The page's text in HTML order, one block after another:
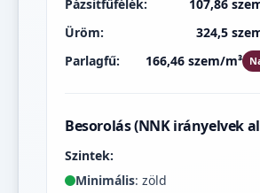
Pázsitfűfélék:
107,86
Üröm: 324,5
Parlagfű: 166,46 szem/m³
Besorolás (NNK irányelvek
Szintek:
Minimális: zöld